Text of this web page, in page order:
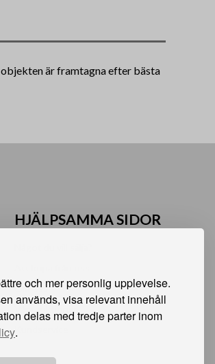
och mer personlig upplevelse.
används, visa relevant innehåll
delas med tredje parter inom
.
är framtagna efter bästa
HJÄLPSAMMA SIDOR
Om oss
Våra auktioner
Kundservice